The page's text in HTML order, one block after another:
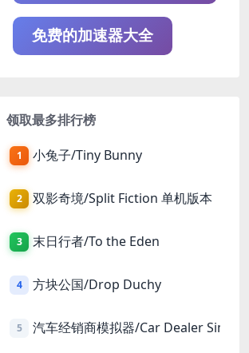
免费的加速器大全
领取最多排行榜
1 小兔子/Tiny Bunny
2 双影奇境/Split Fiction 单机版本
3 末日行者/To the Eden
4 方块公国/Drop Duchy
5 汽车经销商模拟器/Car Dealer